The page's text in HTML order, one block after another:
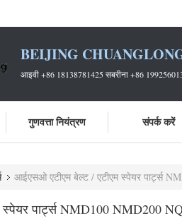
BEIJING
आइवी +86 18138781425 सबरीना +86
गुणवत्ता नियंत्रण संपर्क करें
आईएसओ एटीएम बेल्ट / एटीएम स्पेयर पार्ट्स
पार्ट्स NMD100 NMD200